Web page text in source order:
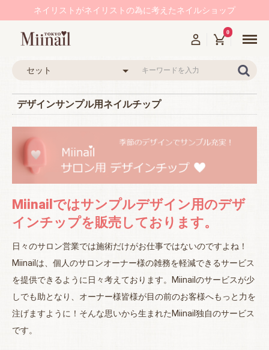
ネイリストがネイリストの為に考えたネイルショップ
0 Menu
デザインサンプル用ネイルチップ
Miinailではサンプルデザイン用のデザ
インチップを販売しております。
日々のサロン営業では施術だけがお仕事ではないのですよね！
Miinailは、個人のサロンオーナー様の雑務を軽減できるサービス
を提供できるように日々考えております。Miinailのサービスが少
しでも助となり、オーナー様皆様が目の前のお客様へもっと力を
注げますように！そんな思いから生まれたMiinail独自のサービス
です。